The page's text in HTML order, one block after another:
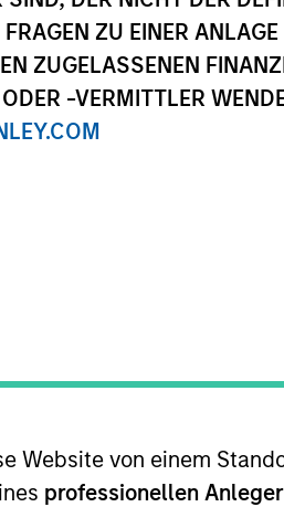
ZU EINER
ZUGELASSENEN
-VERMITTLER
Website von einem
professionellen
of Morgan Stanley and
of the Middle Market Direct